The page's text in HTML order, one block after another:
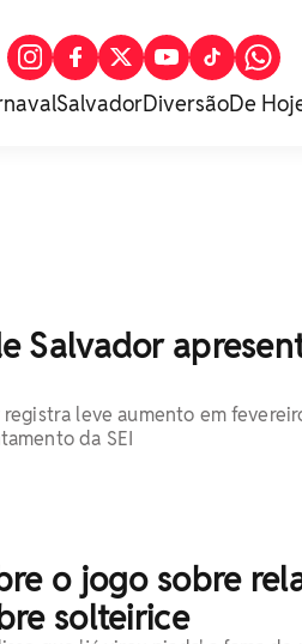
SalvadorDiversãoDe
Salvador
leve aumento em
da SEI
o jogo sobre
solteirice